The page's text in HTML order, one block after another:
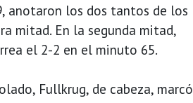
anotaron los dos tantos de los
mitad. En la segunda mitad,
el 2-2 en el minuto 65.
Fullkrug, de cabeza, marcó